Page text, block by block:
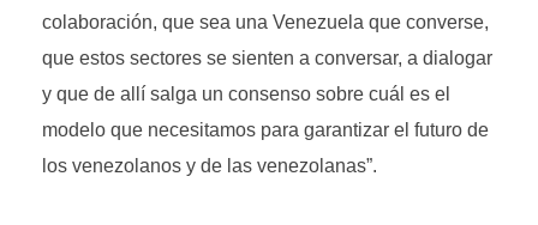
colaboración, que sea una Venezuela que converse,
que estos sectores se sienten a conversar, a dialogar
y que de allí salga un consenso sobre cuál es el
modelo que necesitamos para garantizar el futuro de
los venezolanos y de las venezolanas”.